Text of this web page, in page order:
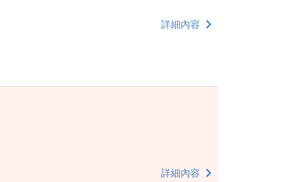
詳細內容
詳細內容